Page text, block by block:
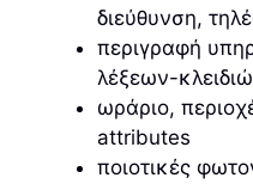
διεύθυνση,
περιγραφή
λέξεων-
ωράριο,
attributes
ποιοτικές